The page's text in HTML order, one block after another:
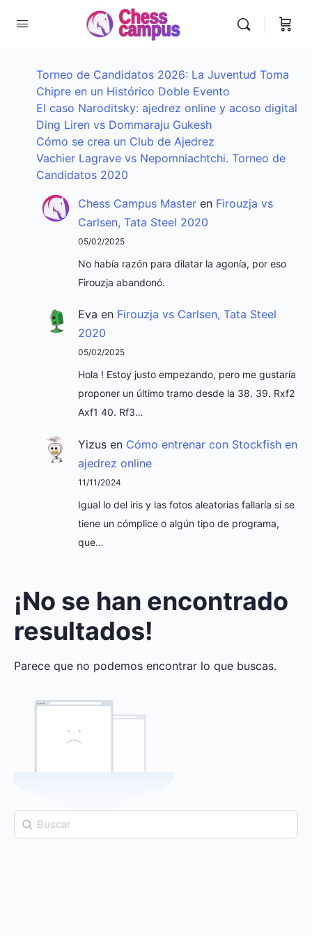
¡No se han encontrado
resultados!
Parece que no podemos encontrar lo que buscas.
Buscar:
Torneo de Candidatos 2026: La Juventud Toma
Chipre en un Histórico Doble Evento
El caso Naroditsky: ajedrez online y acoso digital
Ding Liren vs Dommaraju Gukesh
Cómo se crea un Club de Ajedrez
Vachier Lagrave vs Nepomniachtchi. Torneo de
Candidatos 2020
Chess Campus Master en Firouzja vs
Carlsen, Tata Steel 2020
05/02/2025
No había razón para dilatar la agonía, por eso
Firouzja abandonó.
Eva en Firouzja vs Carlsen, Tata Steel
2020
05/02/2025
Hola ! Estoy justo empezando, pero me gustaría
proponer un último tramo desde la 38. 39. Rxf2
Axf1 40. Rf3…
Yizus en Cómo entrenar con Stockfish en
ajedrez online
11/11/2024
Igual lo del iris y las fotos aleatorias fallaría si se
tiene un cómplice o algún tipo de programa,
que…